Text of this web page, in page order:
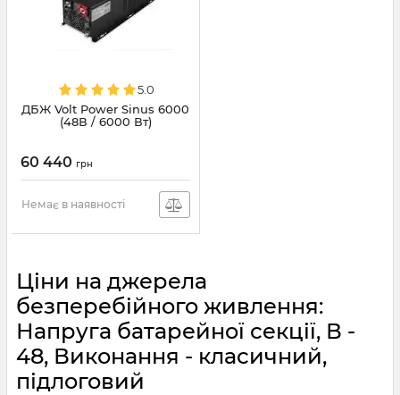
5.0
ДБЖ Volt Power Sinus 6000
(48В / 6000 Вт)
60 440 грн
Немає в наявності
Ціни на джерела
безперебійного живлення:
Напруга батарейної секції, В -
48, Виконання - класичний,
підлоговий